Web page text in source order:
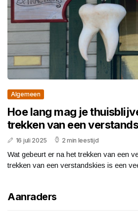
Algemeen
Hoe lang mag je
trekken van een
16 juli 2025 2 min leestijd
Wat gebeurt er na het trekken van een
trekken van een verstandskies is een
Aanraders